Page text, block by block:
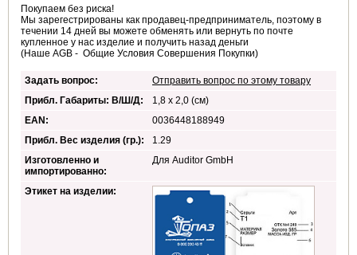
Покупаем без риска!
Мы зарегестрированы как продавец-предприниматель, поэтому в
течении 14 дней вы можете обменять или вернуть по почте
купленное у нас изделие и получить назад деньги
(Наше AGB - Общие Условия Совершения Покупки)
Задать вопрос:
Отправить вопрос по этому товару
Прибл. Габариты: В/Ш/Д:
1,8 x 2,0 (см)
EAN:
0036448188949
Прибл. Вес изделия (гр.):
1.29
Изготовленно и
импортированно:
Для Auditor GmbH
Этикет на изделии: